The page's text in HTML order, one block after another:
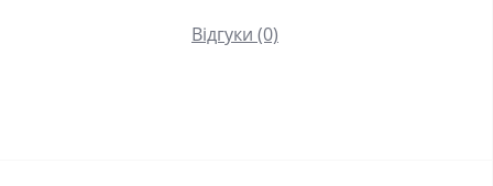
Відгуки (0)